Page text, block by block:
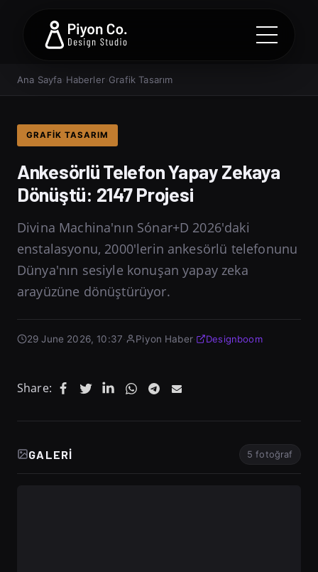
Ana Sayfa Haberler› Grafik Tasarım
GRAFIK TASARIM
Ankesörlü Telefon Yapay Zekaya
Dönüştü: 2147 Projesi
Divina Machina'nın Sónar+D 2026'daki
enstalasyonu, 2000'lerin ankesörlü telefonunu
Dünya'nın sesiyle konuşan yapay zeka
arayüzüne dönüştürüyor.
29 June 2026, 10:37 Piyon Haber· Designboom
Share:
GALERI 5 fotoğraf